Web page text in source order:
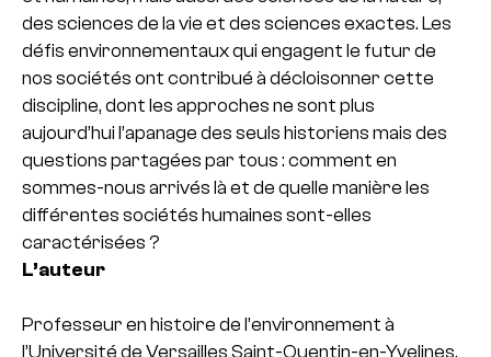
des sciences de la vie et des sciences exactes. Les
défis environnementaux qui engagent le futur de
nos sociétés ont contribué à décloisonner cette
discipline, dont les approches ne sont plus
aujourd’hui l’apanage des seuls historiens mais des
questions partagées par tous : comment en
sommes-nous arrivés là et de quelle manière les
différentes sociétés humaines sont-elles
caractérisées ?
L’auteur
Professeur en histoire de l’environnement à
l’Université de Versailles Saint-Quentin-en-Yvelines,